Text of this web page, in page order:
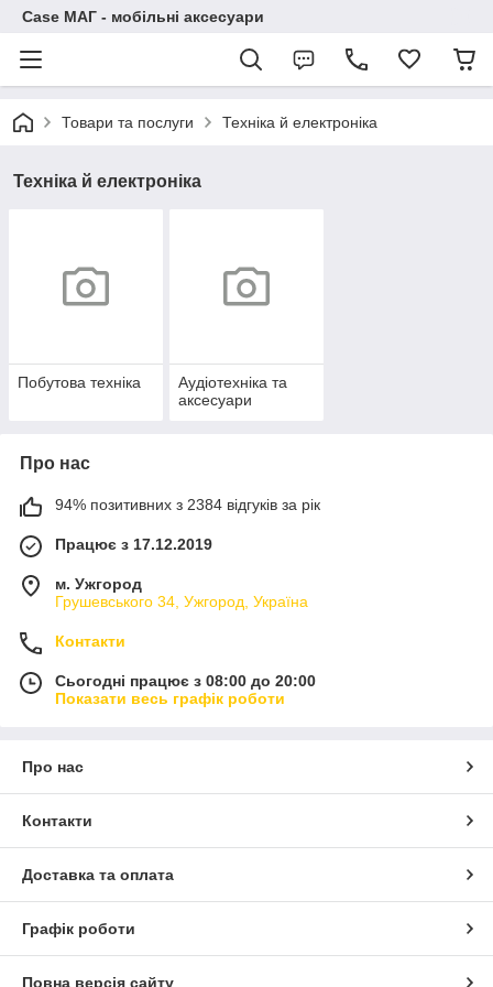
Case МАГ - мобільні аксесуари
Товари та послуги Техніка й електроніка
Техніка й електроніка
Побутова техніка
Аудіотехніка та
аксесуари
Про нас
94% позитивних з 2384 відгуків за рік
Працює з 17.12.2019
м. Ужгород
Грушевського 34, Ужгород, Україна
Контакти
Сьогодні працює з 08:00 до 20:00
Показати весь графік роботи
Про нас
Контакти
Доставка та оплата
Графік роботи
Повна версія сайту